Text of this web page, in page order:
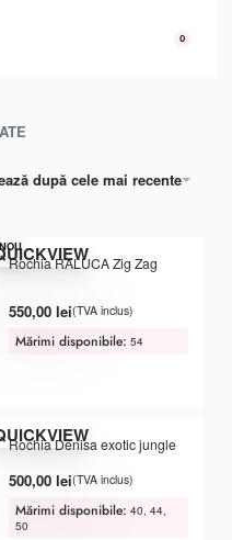
0
după cele mai recente
Rochia RALUCA Zig Zag
Evaluat la5.00din 5
550,00 lei(TVA inclus)
Mărimi disponibile: 54
Rochia Denisa exotic jungle
500,00 lei(TVA inclus)
Mărimi disponibile: 40, 44,
50